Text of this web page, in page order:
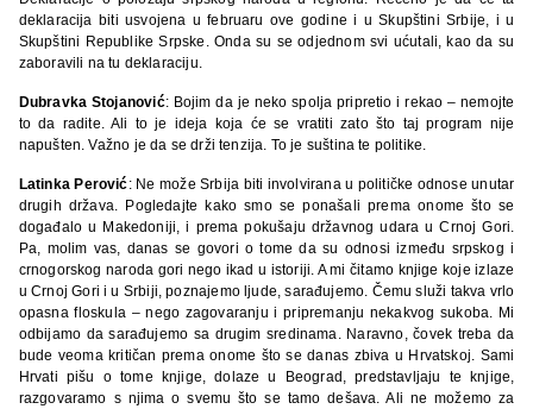
deklaracija biti usvojena u februaru ove godine i u Skupštini Srbije, i u
Skupštini Republike Srpske. Onda su se odjednom svi ućutali, kao da su
zaboravili na tu deklaraciju.
Dubravka Stojanović: Bojim da je neko spolja pripretio i rekao – nemojte
to da radite. Ali to je ideja koja će se vratiti zato što taj program nije
napušten. Važno je da se drži tenzija. To je suština te politike.
Latinka Perović: Ne može Srbija biti involvirana u političke odnose unutar
drugih država. Pogledajte kako smo se ponašali prema onome što se
događalo u Makedoniji, i prema pokušaju državnog udara u Crnoj Gori.
Pa, molim vas, danas se govori o tome da su odnosi između srpskog i
crnogorskog naroda gori nego ikad u istoriji. A mi čitamo knjige koje izlaze
u Crnoj Gori i u Srbiji, poznajemo ljude, sarađujemo. Čemu služi takva vrlo
opasna floskula – nego zagovaranju i pripremanju nekakvog sukoba. Mi
odbijamo da sarađujemo sa drugim sredinama. Naravno, čovek treba da
bude veoma kritičan prema onome što se danas zbiva u Hrvatskoj. Sami
Hrvati pišu o tome knjige, dolaze u Beograd, predstavljaju te knjige,
razgovaramo s njima o svemu što se tamo dešava. Ali ne možemo za